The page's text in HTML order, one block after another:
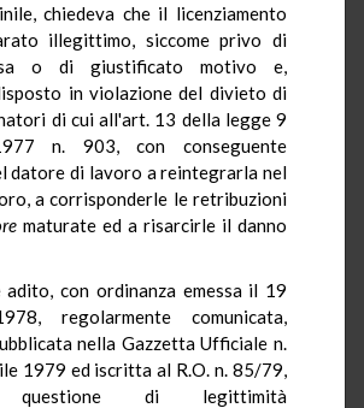
chiedeva che il licenziamento
illegittimo, siccome privo di
o di giustificato motivo e,
in violazione del divieto di
di cui all'art. 13 della legge 9
n. 903, con conseguente
datore di lavoro a reintegrarla nel
a corrisponderle le retribuzioni
maturate ed a risarcirle il danno
adito, con ordinanza emessa il 19
regolarmente comunicata,
nella Gazzetta Ufficiale n.
1979 ed iscritta al R.O. n. 85/79,
questione di legittimità